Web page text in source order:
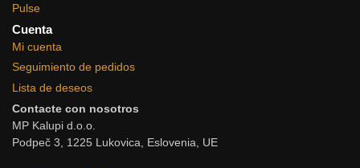
Pulse
Cuenta
Mi cuenta
Seguimiento de pedidos
Lista de deseos
Contacte con nosotros
MP Kalupi d.o.o.
Podpeč 3, 1225 Lukovica, Eslovenia, UE